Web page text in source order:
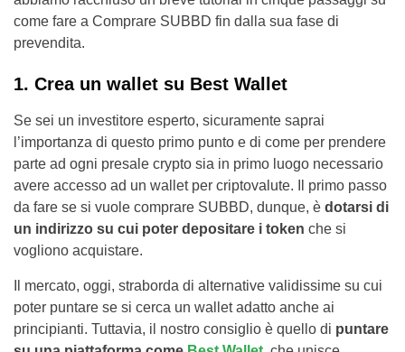
come fare a Comprare SUBBD fin dalla sua fase di
prevendita.
1. Crea un wallet su Best Wallet
Se sei un investitore esperto, sicuramente saprai
l’importanza di questo primo punto e di come per prendere
parte ad ogni presale crypto sia in primo luogo necessario
avere accesso ad un wallet per criptovalute. Il primo passo
da fare se si vuole comprare SUBBD, dunque, è dotarsi di
un indirizzo su cui poter depositare i token che si
vogliono acquistare.
Il mercato, oggi, straborda di alternative validissime su cui
poter puntare se si cerca un wallet adatto anche ai
principianti. Tuttavia, il nostro consiglio è quello di puntare